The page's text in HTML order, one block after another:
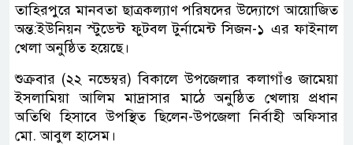
তাহিরপুরে মানবতা ছাত্রকল্যাণ পরিষদের উদ্যোগে আয়োজিত
অন্ত:ইউনিয়ন স্টুডেন্ট ফুটবল টুর্নামেন্ট সিজন-১ এর ফাইনাল
খেলা অনুষ্ঠিত হয়েছে।
শুক্রবার (২২ নভেম্বর) বিকালে উপজেলার কলাগাঁও জামেয়া
ইসলামিয়া আলিম মাদ্রাসার মাঠে অনুষ্ঠিত খেলায় প্রধান
অতিথি হিসাবে উপস্থিত ছিলেন-উপজেলা নির্বাহী অফিসার
মো. আবুল হাসেম।